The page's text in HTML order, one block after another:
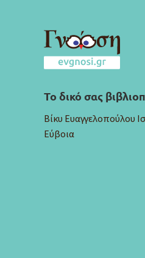
Το δικό σας
Βίκυ Ευαγγελοπούλου
Εύβοια